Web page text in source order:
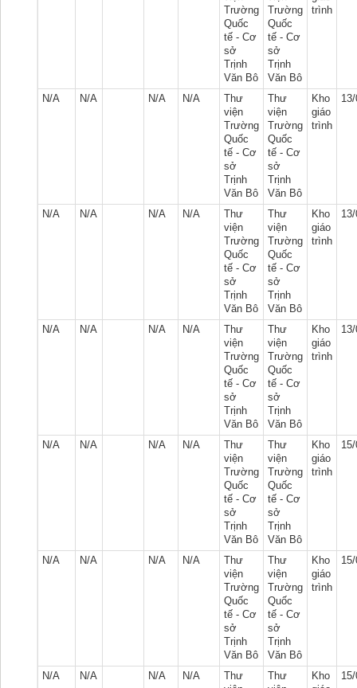
Trường
Quốc
tế - Cơ
sở
Trịnh
Văn Bô
Trường
Quốc
tế - Cơ
sở
Trịnh
Văn Bô
trình
N/A N/A N/A N/A
Thư
viện
Trường
Quốc
tế - Cơ
sở
Trịnh
Văn Bô
Thư
viện
Trường
Quốc
tế - Cơ
sở
Trịnh
Văn Bô
Kho
giáo
trình
N/A N/A N/A N/A
Thư
viện
Trường
Quốc
tế - Cơ
sở
Trịnh
Văn Bô
Thư
viện
Trường
Quốc
tế - Cơ
sở
Trịnh
Văn Bô
Kho
giáo
trình
N/A N/A N/A N/A
Thư
viện
Trường
Quốc
tế - Cơ
sở
Trịnh
Văn Bô
Thư
viện
Trường
Quốc
tế - Cơ
sở
Trịnh
Văn Bô
Kho
giáo
trình
N/A N/A N/A N/A
Thư
viện
Trường
Quốc
tế - Cơ
sở
Trịnh
Văn Bô
Thư
viện
Trường
Quốc
tế - Cơ
sở
Trịnh
Văn Bô
Kho
giáo
trình
N/A N/A N/A N/A
Thư
viện
Trường
Quốc
tế - Cơ
sở
Trịnh
Văn Bô
Thư
viện
Trường
Quốc
tế - Cơ
sở
Trịnh
Văn Bô
Kho
giáo
trình
N/A N/A N/A N/A
Thư
Thư
Kho